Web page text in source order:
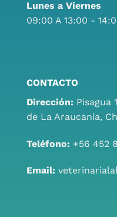
Lunes a Viernes
09:00 A 13:00 -
CONTACTO
Dirección: Pisagua
de La Araucanía,
Teléfono: +56 452
Email: